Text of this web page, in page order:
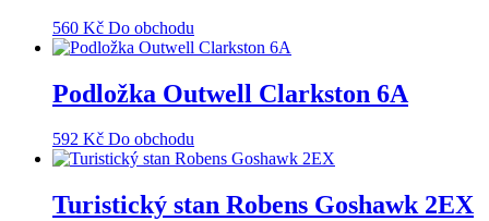
560 Kč Do obchodu
Podložka Outwell Clarkston 6A
592 Kč Do obchodu
Turistický stan Robens Goshawk 2EX